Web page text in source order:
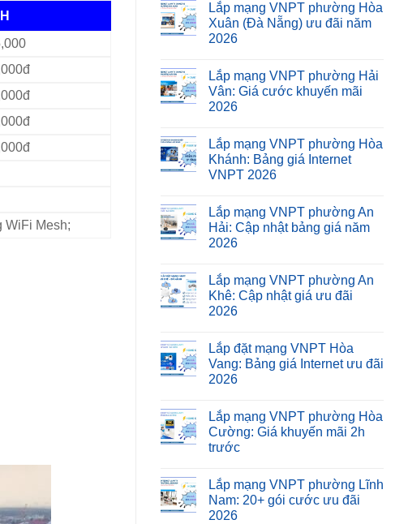
WiFi Mesh;
Lắp mạng VNPT phường Hòa
Xuân (Đà Nẵng) ưu đãi năm
2026
Lắp mạng VNPT phường Hải
Vân: Giá cước khuyến mãi
2026
Lắp mạng VNPT phường Hòa
Khánh: Bảng giá Internet
VNPT 2026
Lắp mạng VNPT phường An
Hải: Cập nhật bảng giá năm
2026
Lắp mạng VNPT phường An
Khê: Cập nhật giá ưu đãi
2026
Lắp đặt mạng VNPT Hòa
Vang: Bảng giá Internet ưu đãi
2026
Lắp mạng VNPT phường Hòa
Cường: Giá khuyến mãi 2h
trước
Lắp mạng VNPT phường Lĩnh
Nam: 20+ gói cước ưu đãi
2026